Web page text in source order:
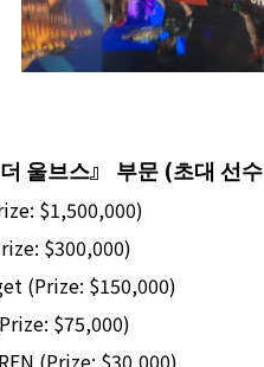
울브스』 부문 (초대 선수
$1,500,000)
$300,000)
(Prize: $150,000)
$75,000)
(Prize: $30,000)